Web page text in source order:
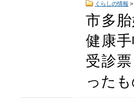
くらしの情報 >
市多
健康
受診
った